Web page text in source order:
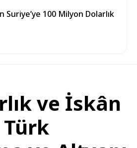
Suriye’ye 100 Milyon Dolarlık
ve İskân
Türk